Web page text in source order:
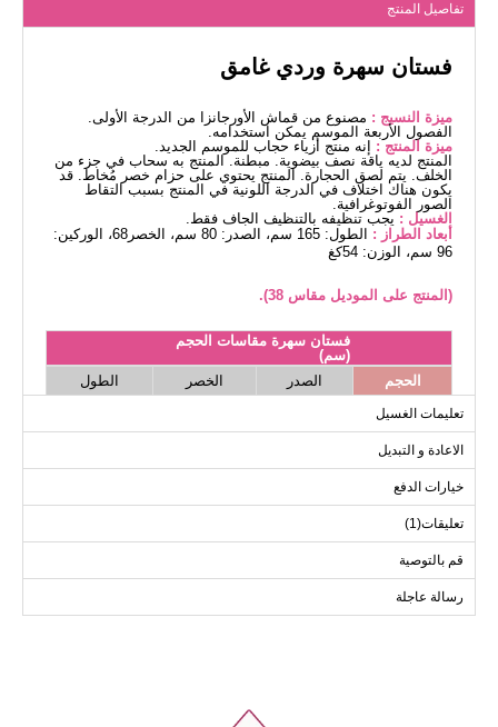
تفاصيل المنتج
فستان سهرة وردي غامق
ميزة النسيج : مصنوع من قماش الأورجانزا من الدرجة الأولى.
الفصول الأربعة الموسم يمكن استخدامه.
ميزة المنتج : إنه منتج أزياء حجاب للموسم الجديد.
المنتج لديه ياقة نصف بيضوية. مبطنة. المنتج به سحاب في جزء من
الخلف. يتم لصق الحجارة. المنتج يحتوي على حزام خصر مُخاط. قد
يكون هناك اختلاف في الدرجة اللونية في المنتج بسبب التقاط
الصور الفوتوغرافية.
الغسيل : يجب تنظيفه بالتنظيف الجاف فقط.
أبعاد الطراز :
الطول: 165 سم، الصدر: 80 سم، الخصر68، الوركين:
96 سم، الوزن: 54كغ
(المنتج على الموديل مقاس 38).
فستان سهرة مقاسات الحجم
(سم)
الحجم
الصدر الخصر
الطول
38
42
102
82
150
44
46
تعليمات الغسيل
الاعادة و التبديل
خيارات الدفع
تعليقات(1)
قم بالتوصية
رسالة عاجلة